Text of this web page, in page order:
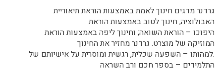
גרדנר מדגים חינוך לאמת באמצעות הוראת תיאוריית
האבולוציה; חינוך לטוב באמצעות הוראת
היפוכו – הוראת השואה; וחינוך ליפה באמצעות הוראת
המוזיקה של מוצרט. גרדנר מחזיר את החינוך
.למהותו – השפעה שכלית, רגשית ומוסרית על אישיותם של
התלמידים – בספר חכם ורב השראה